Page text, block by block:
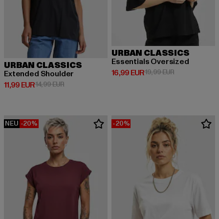
URBAN CLASSICS
Extended Shoulder
11,99 EUR
Derzeitiger Preis: 11,99 EUR
14,99 EURAktionspreis: 14,99 EUR
URBAN CLASSICS
Essentials Oversized
16,99 EUR
Derzeitiger Preis: 16,99 EUR
19,99 EURAktionspreis:
NEU -20% -20%